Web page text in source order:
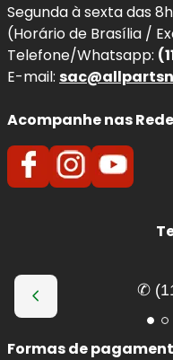
Segunda à sexta das
(Horário de Brasília /
Telefone/Whatsapp:
E-mail:
Acompanhe nas
✆
Formas de